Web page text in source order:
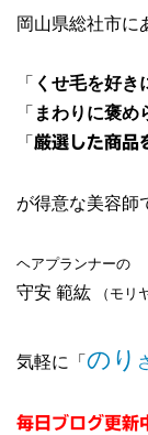
岡山県総社市に
「 くせ毛を好き
「まわりに褒め
「厳選した商品
が得意な美容師
ヘアプランナーの
守安 範紘 （モリ
気軽に「のり
毎日ブログ更新